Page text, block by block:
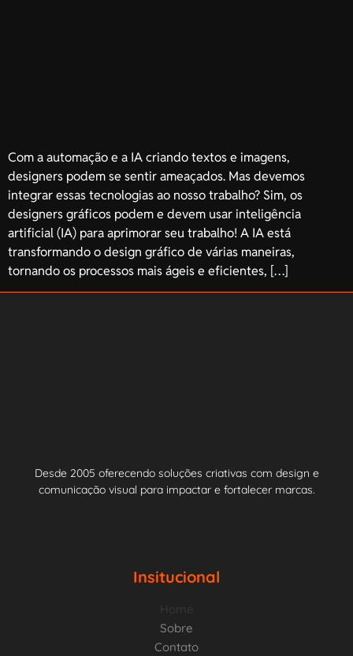
Com a automação e a IA criando textos e imagens,
designers podem se sentir ameaçados. Mas devemos
integrar essas tecnologias ao nosso trabalho? Sim, os
designers gráficos podem e devem usar inteligência
artificial (IA) para aprimorar seu trabalho! A IA está
transformando o design gráfico de várias maneiras,
tornando os processos mais ágeis e eficientes, […]
Desde 2005 oferecendo soluções criativas com design e
comunicação visual para impactar e fortalecer marcas.
Insitucional
Sobre
Contato